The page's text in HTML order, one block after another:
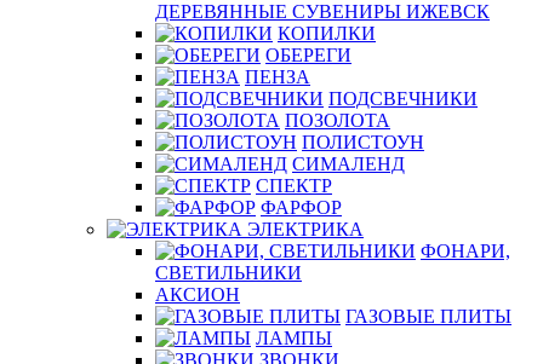
ДЕРЕВЯННЫЕ СУВЕНИРЫ ИЖЕВСК
КОПИЛКИ
ОБЕРЕГИ
ПЕНЗА
ПОДСВЕЧНИКИ
ПОЗОЛОТА
ПОЛИСТОУН
СИМАЛЕНД
СПЕКТР
ФАРФОР
ЭЛЕКТРИКА
ФОНАРИ,
СВЕТИЛЬНИКИ
АКСИОН
ГАЗОВЫЕ ПЛИТЫ
ЛАМПЫ
ЗВОНКИ